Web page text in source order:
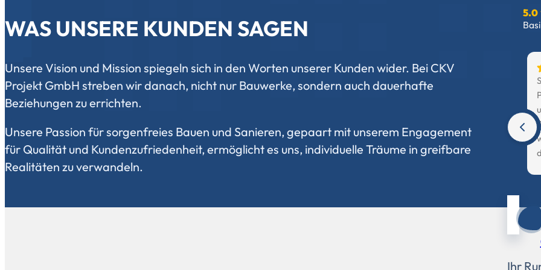
WAS UNSERE KUNDEN SAGEN
Unsere Vision und Mission spiegeln sich in den Worten unserer Kunden wider. Bei CKV
Projekt GmbH streben wir danach, nicht nur Bauwerke, sondern auch dauerhafte
Beziehungen zu errichten.
Unsere Passion für sorgenfreies Bauen und Sanieren, gepaart mit unserem Engagement
für Qualität und Kundenzufriedenheit, ermöglicht es uns, individuelle Träume in greifbare
Realitäten zu verwandeln.
5.0
Ihr